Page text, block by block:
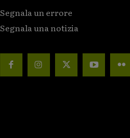
Segnala un errore
Segnala una notizia